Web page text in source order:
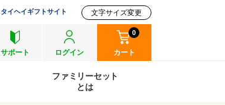
サポート
ログイン カート
0
タイヘイギフトサイト 文字サイズ変更
ファミリーセット
とは